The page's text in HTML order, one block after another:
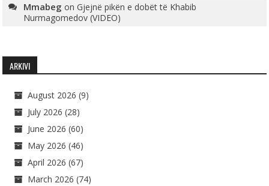
Mmabeg onGjejnë pikën e dobët të Khabib
Nurmagomedov (VIDEO)
ARKIVI
August 2026 (9)
July 2026 (28)
June 2026 (60)
May 2026 (46)
April 2026 (67)
March 2026 (74)